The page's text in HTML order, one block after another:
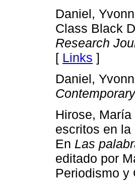
Daniel,
Class Black
Research
[ Links ]
Daniel,
Hirose,
escritos en la
En Las
editado por
Periodismo